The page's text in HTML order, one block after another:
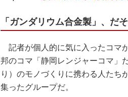
「ガンダリウム合金製」、だ
記者が個人的に気に入ったコマ
邦のコマ「静岡レンジャーコマ」
り）のモノづくりに携わる人たち
集ったグループだ。